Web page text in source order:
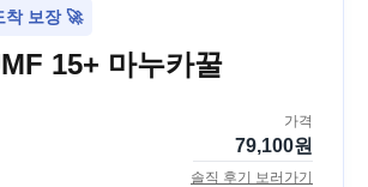
착 보장 🚀
15+ 마누카꿀
가격
79,100원
솔직 후기 보러가기